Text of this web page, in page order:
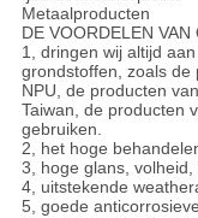
Metaalproducten
DE VOORDELEN
1, dringen wij altijd
grondstoffen, zoals de
NPU, de producten
Taiwan, de producten
gebruiken.
2, het hoge
3, hoge glans, volheid,
4, uitstekende
5, goede